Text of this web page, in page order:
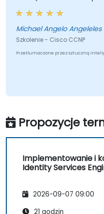
Michael Angelo
Szkolenie - Cisco CCNP
Przetłumaczone przez sztuczną
Propozycje
Implementowanie i
Identity Services
2026-09-07 09:00
21 godzin